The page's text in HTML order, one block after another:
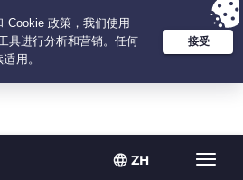
ZH
for 3.3333333333333-years at $2.23
/month